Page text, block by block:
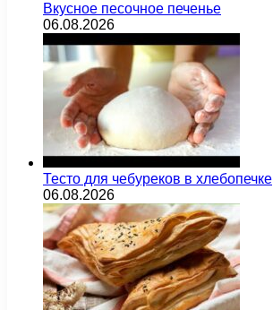
Вкусное песочное печенье
06.08.2026
Тесто для чебуреков в хлебопечке
06.08.2026